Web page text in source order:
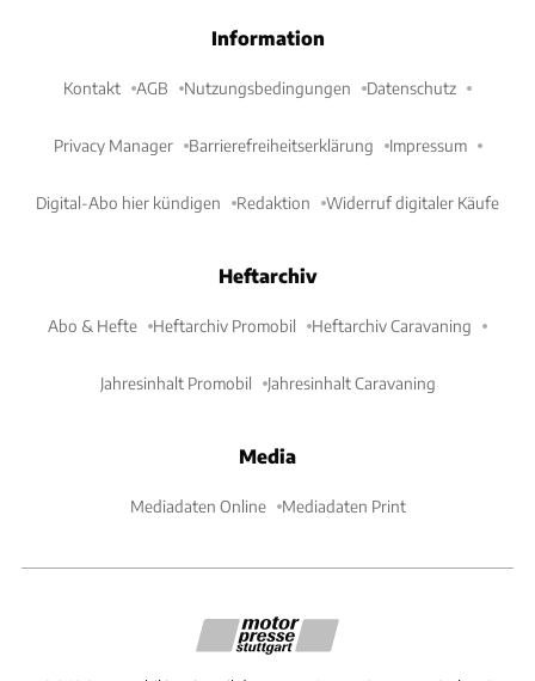
Information
Kontakt AGB Nutzungsbedingungen Datenschutz
Privacy Manager Barrierefreiheitserklärung Impressum
Digital-Abo hier kündigen Redaktion Widerruf digitaler Käufe
Heftarchiv
Abo & Hefte Heftarchiv Promobil Heftarchiv Caravaning
Jahresinhalt Promobil Jahresinhalt Caravaning
Media
Mediadaten Online Mediadaten Print